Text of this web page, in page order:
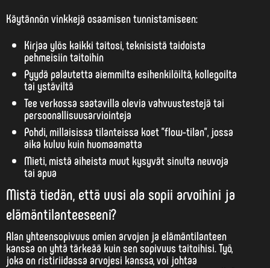
Käytännön vinkkejä osaamisen tunnistamiseen:
Kirjaa ylös kaikki taitosi, teknisistä taidoista
pehmeisiin taitoihin
Pyydä palautetta aiemmilta esihenkilöiltä, kollegoilta
tai ystäviltä
Tee verkossa saatavilla olevia vahvuustestejä tai
persoonallisuusarviointeja
Pohdi, millaisissa tilanteissa koet ”flow-tilan”, jossa
aika kuluu kuin huomaamatta
Mieti, mistä aiheista muut kysyvät sinulta neuvoja
tai apua
Mistä tiedän, että uusi ala sopii arvoihini ja
elämäntilanteeseeni?
Alan yhteensopivuus omien arvojen ja elämäntilanteen
kanssa on yhtä tärkeää kuin sen sopivuus taitoihisi. Työ,
joka on ristiriidassa arvojesi kanssa, voi johtaa